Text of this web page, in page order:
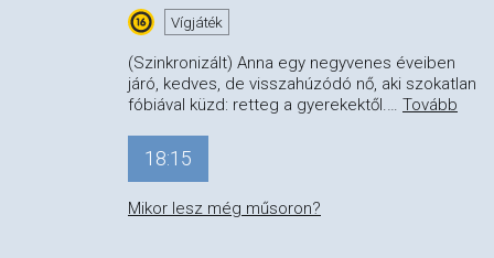
Vígjáték
(Szinkronizált) Anna egy negyvenes éveiben
járó, kedves, de visszahúzódó nő, aki szokatlan
fóbiával küzd: retteg a gyerekektől.… Tovább
18:15
Mikor lesz még műsoron?